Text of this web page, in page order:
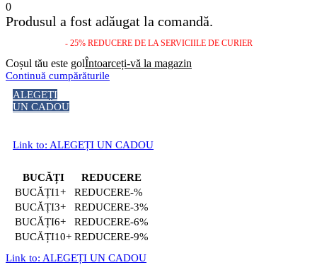
0
Produsul a fost adăugat la comandă.
- 25% REDUCERE DE LA SERVICIILE DE CURIER
Coșul tău este golÎntoarceți-vă la magazin
Continuă cumpărăturile
ALEGEȚI
UN CADOU
Link to: ALEGEȚI UN CADOU
BUCĂȚI
REDUCERE
1+
-%
3+
-3%
6+
-6%
10+
-9%
Link to: ALEGEȚI UN CADOU